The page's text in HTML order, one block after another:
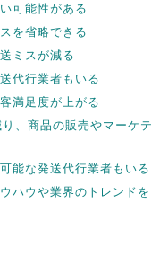
可能性がある
を省略できる
ミスが減る
代行業者もいる
満足度が上がる
、商品の販売やマーケテ
能な発送代行業者もいる
ハウや業界のトレンドを